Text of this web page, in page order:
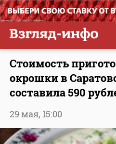
Стоимость
окрошки в
составила 590
29 мая, 15:00